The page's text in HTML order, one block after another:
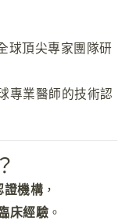
球頂尖專家團隊研
專業醫師的技術認
證機構 ，
床經驗 。